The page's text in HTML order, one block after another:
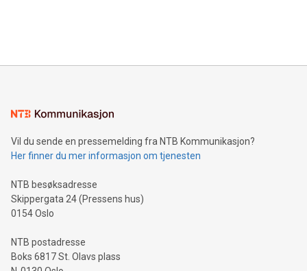
Vil du sende en pressemelding fra NTB Kommunikasjon?
Her finner du mer informasjon om tjenesten
NTB besøksadresse
Skippergata 24 (Pressens hus)
0154 Oslo
NTB postadresse
Boks 6817 St. Olavs plass